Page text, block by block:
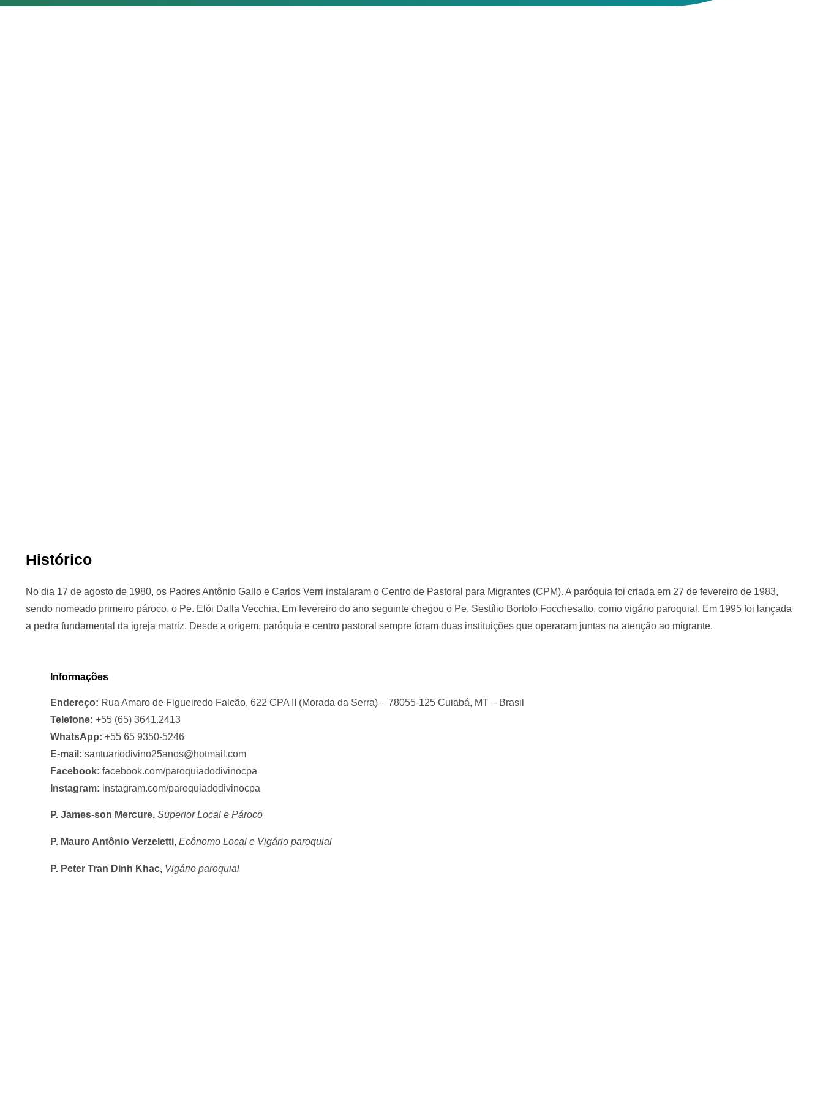
Histórico
No dia 17 de agosto de 1980, os Padres Antônio Gallo e Carlos Verri instalaram o Centro de Pastoral para Migrantes (CPM). A paróquia foi criada em 27 de fevereiro de 1983,
sendo nomeado primeiro pároco, o Pe. Elói Dalla Vecchia. Em fevereiro do ano seguinte chegou o Pe. Sestílio Bortolo Focchesatto, como vigário paroquial. Em 1995 foi lançada
a pedra fundamental da igreja matriz. Desde a origem, paróquia e centro pastoral sempre foram duas instituições que operaram juntas na atenção ao migrante.
Informações
Endereço: Rua Amaro de Figueiredo Falcão, 622 CPA II (Morada da Serra) – 78055-125 Cuiabá, MT – Brasil
Telefone: +55 (65) 3641.2413
WhatsApp: +55 65 9350-5246
E-mail: santuariodivino25anos@hotmail.com
Facebook: facebook.com/paroquiadodivinocpa
Instagram: instagram.com/paroquiadodivinocpa
P. James-son Mercure, Superior Local e Pároco
P. Mauro Antônio Verzeletti, Ecônomo Local e Vigário paroquial
P. Peter Tran Dinh Khac, Vigário paroquial